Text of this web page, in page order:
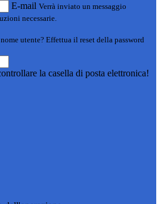
E-mail Verrà inviato un messaggio
necessarie.
utente? Effettua il reset della password
la casella di posta elettronica!